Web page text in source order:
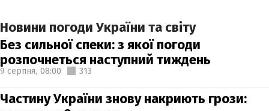
Новини погоди України та світу
Без сильної спеки: з якої погоди
розпочнеться наступний тиждень
9 серпня, 08:00 313
Частину України знову накриють грози: